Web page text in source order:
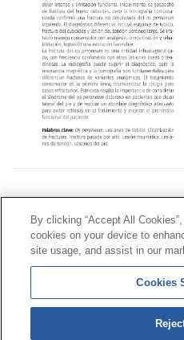
Línea Universal 900 203 203
Prestaciones Especiales|
© Mutua Universal 2026 |
Política de Protección
By clicking “Accept All
cookies on your device to
site usage, and assist in our
Cookies